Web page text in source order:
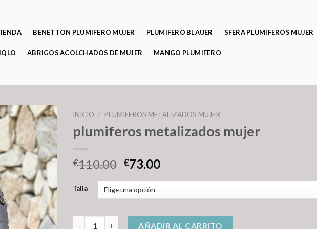
BENETTON PLUMIFERO MUJER PLUMIFERO BLAUER SFERA PLUMIFEROS MUJER
ABRIGOS ACOLCHADOS DE MUJER MANGO PLUMIFERO
INICIO / PLUMIFEROS METALIZADOS MUJER
plumiferos metalizados mujer
€110.00 €73.00
Talla
plumiferos metalizados mujer cantidad
AÑADIR AL CARRITO